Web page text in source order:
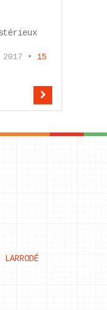
2017 • 15